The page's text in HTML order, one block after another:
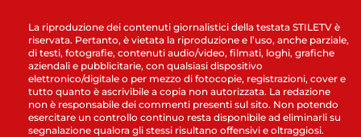
La riproduzione dei contenuti giornalistici della testata STILETV è
riservata. Pertanto, è vietata la riproduzione e l’uso, anche parziale,
di testi, fotografie, contenuti audio/video, filmati, loghi, grafiche
aziendali e pubblicitarie, con qualsiasi dispositivo
elettronico/digitale o per mezzo di fotocopie, registrazioni, cover e
tutto quanto è ascrivibile a copia non autorizzata. La redazione
non è responsabile dei commenti presenti sul sito. Non potendo
esercitare un controllo continuo resta disponibile ad eliminarli su
segnalazione qualora gli stessi risultano offensivi e oltraggiosi.